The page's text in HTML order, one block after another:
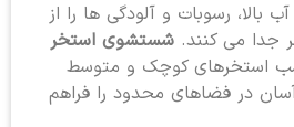
بالا، رسوبات و آلودگی ها را از
جدا می کنند. شستشوی استخر
استخرهای کوچک و متوسط
در فضاهای محدود را فراهم